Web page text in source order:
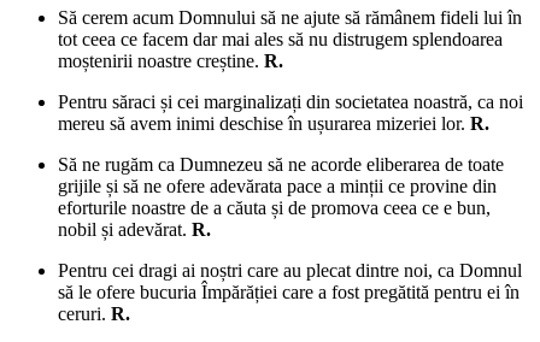
Să cerem acum Domnului să ne ajute să rămânem fideli lui în
tot ceea ce facem dar mai ales să nu distrugem splendoarea
moștenirii noastre creștine. R.
Pentru săraci și cei marginalizați din societatea noastră, ca noi
mereu să avem inimi deschise în ușurarea mizeriei lor. R.
Să ne rugăm ca Dumnezeu să ne acorde eliberarea de toate
grijile și să ne ofere adevărata pace a minții ce provine din
eforturile noastre de a căuta și de promova ceea ce e bun,
nobil și adevărat. R.
Pentru cei dragi ai noștri care au plecat dintre noi, ca Domnul
să le ofere bucuria Împărăției care a fost pregătită pentru ei în
ceruri. R.